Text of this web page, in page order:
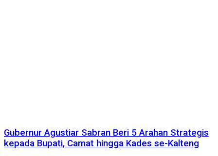
Gubernur Agustiar Sabran Beri 5 Arahan Strategis
kepada Bupati, Camat hingga Kades se-Kalteng